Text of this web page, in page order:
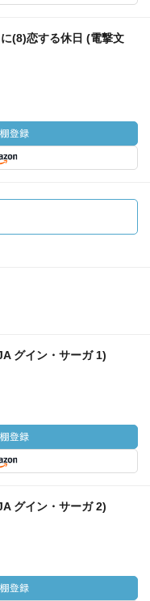
(8)恋する休日 (電撃文
グイン・サーガ 1)
グイン・サーガ 2)